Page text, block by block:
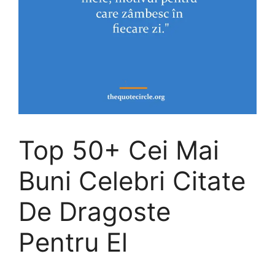
Top 50+ Cei Mai
Buni Celebri Citate
De Dragoste
Pentru El